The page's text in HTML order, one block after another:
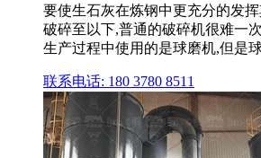
要使生石灰在炼钢中更充分的发
破碎至以下,普通的破碎机很难一
生产过程中使用的是球磨机,但是
联系电话: 180 3780 8511